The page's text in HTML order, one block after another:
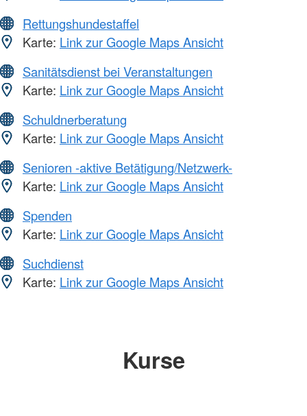
Rettungshundestaffel
Karte: Link zur Google Maps Ansicht
Sanitätsdienst bei Veranstaltungen
Karte: Link zur Google Maps Ansicht
Schuldnerberatung
Karte: Link zur Google Maps Ansicht
Senioren -aktive Betätigung/Netzwerk-
Karte: Link zur Google Maps Ansicht
Spenden
Karte: Link zur Google Maps Ansicht
Suchdienst
Karte: Link zur Google Maps Ansicht
Kurse